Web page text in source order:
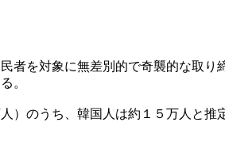
を対象に無差別的で奇襲的な取
。
のうち、韓国人は約１５万人と